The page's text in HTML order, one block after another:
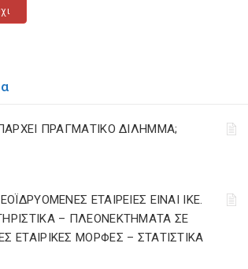
ΠΡΑΓΜΑΤΙΚΟ ΔΙΛΗΜΜΑ;
ΕΤΑΙΡΕΙΕΣ ΕΙΝΑΙ ΙΚΕ.
– ΠΛΕΟΝΕΚΤΗΜΑΤΑ ΣΕ
ΕΤΑΙΡΙΚΕΣ ΜΟΡΦΕΣ – ΣΤΑΤΙΣΤΙΚΑ